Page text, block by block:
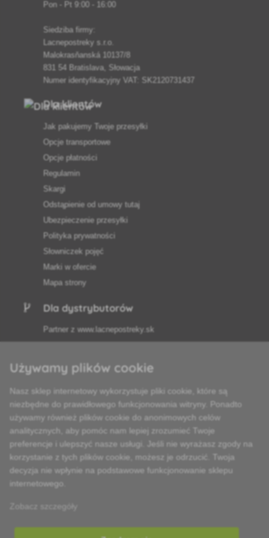
Pon - Pt 9:00 - 16:00
Siedziba firmy:
Lacnepostreky s.r.o.
Malokrasňanská 10137/8
831 54 Bratislava, Słowacja
Numer identyfikacyjny VAT: SK2120731437
Dla klientów
Jak pakujemy Twoje przesyłki
Opcje transportowe
Opcje płatności
Regulamin
Skargi
Odstąpienie od umowy tutaj
Ubezpieczenie przesyłki
Polityka prywatności
Słowniczek pojęć
Marki w ofercie
Mapa strony
Dla dystrybutorów
Partner z www.lacnepostreky.sk
Zawsze służymy fachową poradą
Używamy plików cookie
Nasz sklep internetowy wykorzystuje pliki cookie, które są
niezbędne do prawidłowego funkcjonowania witryny. Ponadto
używamy również plików cookie do anonimowych celów
analitycznych, aby pomóc nam lepiej zrozumieć Twoje
preferencje i ulepszyć nasze usługi. Jeśli nie wyrażasz zgody na
korzystanie z tych plików cookie, możesz je odrzucić. Twoja
decyzja nie wpłynie na podstawowe funkcjonowanie sklepu
internetowego.
Zobacz szczegóły